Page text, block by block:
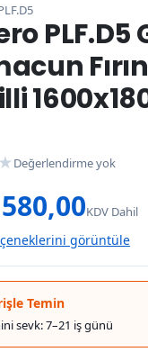
PLF.D5
★ Değerlendirme yok
KDV Dahil
görüntüle
Temin
sevk: 7–21 iş günü